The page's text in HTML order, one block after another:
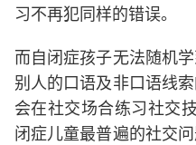
习不再犯同样的错误。
而自闭症孩子无法随机
别人的口语及非口语线
会在社交场合练习社交
闭症儿童最普遍的社交